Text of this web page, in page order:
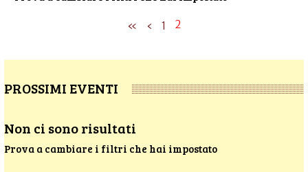
« ‹ 1 2
PROSSIMI EVENTI
Non ci sono risultati
Prova a cambiare i filtri che hai impostato